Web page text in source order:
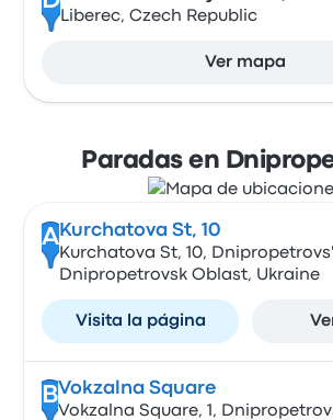
Liberec, Czech Republic
Ver mapa
Paradas en
A Kurchatova St, 10
Kurchatova St, 10,
Dnipropetrovsk Oblast, Ukraine
Visita la página
BVokzalna Square
Vokzalna Square, 1,